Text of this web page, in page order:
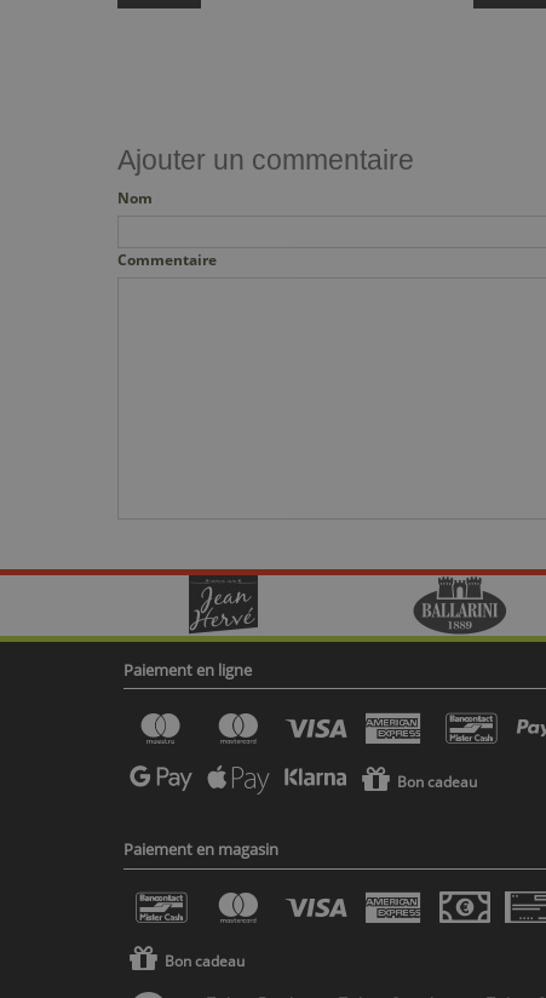
Ajouter un commentaire
Nom
Commentaire
Paiement en ligne
Bon cadeau
Paiement en magasin
Bon cadeau